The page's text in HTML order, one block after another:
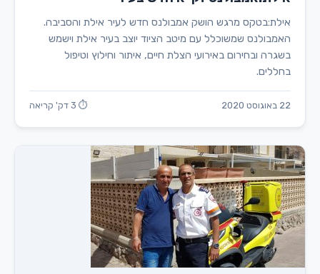
אילת:בטקס מרגש הושק אמבולנס חדש לעיר אילת והסביבה.
האמבולנס שמשוכלל עם מיטב הציוד יוצב בעיר אילת וישמש
בשגרה ובחירום באירועי הצלת חיים, איתור וחילוץ וטיפול
בחללים.
22 באוגוסט 2020 ⏱ 3 דק' קריאה